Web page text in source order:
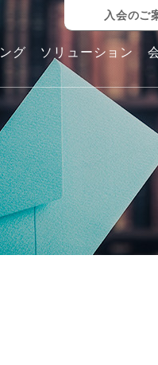
グ ソリューション
入会のご